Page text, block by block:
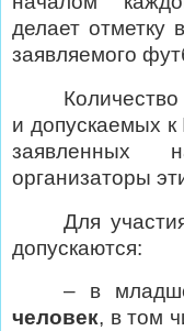
делает отметку
заявляемого
и допускаемых к
заявленных
организаторы
Для
допускаются:
– в
человек, в том